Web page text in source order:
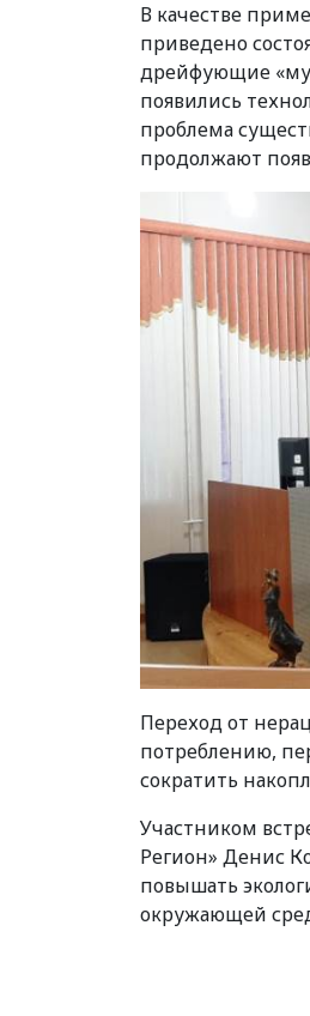
В качестве
приведено
дрейфующие «
появились
проблема
продолжают
Переход от
потреблению,
сократить
Участником
Регион» Денис
повышать
окружающей